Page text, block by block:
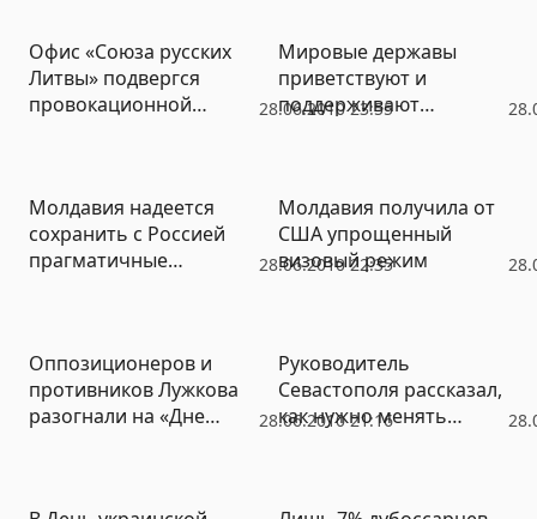
28.06.2010 23:55
Офис «Союза русских
Литвы» подвергся
провокационной
Мировые державы
приветствуют и
поддерживают
28.06.2010 22:35
Молдавия надеется
сохранить с Россией
прагматичные
Молдавия получила от
США упрощенный
визовый режим
28.06.2010 21:16
Оппозиционеров и
противников Лужкова
разогнали на «Дне
Руководитель
Севастополя рассказал,
как нужно менять